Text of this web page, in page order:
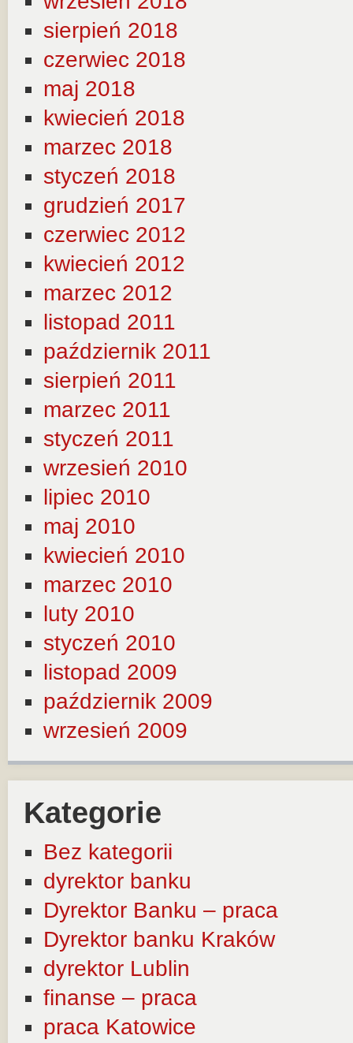
sierpień 2018
czerwiec 2018
maj 2018
kwiecień 2018
marzec 2018
styczeń 2018
grudzień 2017
czerwiec 2012
kwiecień 2012
marzec 2012
listopad 2011
październik 2011
sierpień 2011
marzec 2011
styczeń 2011
wrzesień 2010
lipiec 2010
maj 2010
kwiecień 2010
marzec 2010
luty 2010
styczeń 2010
listopad 2009
październik 2009
wrzesień 2009
Kategorie
Bez kategorii
dyrektor banku
Dyrektor Banku – praca
Dyrektor banku Kraków
dyrektor Lublin
finanse – praca
praca Katowice